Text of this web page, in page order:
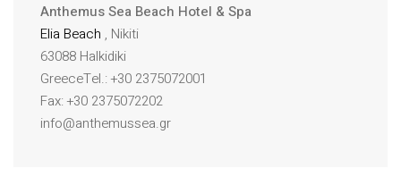
Anthemus Sea Beach Hotel & Spa
Elia Beach , Nikiti
63088 Halkidiki
GreeceTel.: +30 2375072001
Fax: +30 2375072202
info@anthemussea.gr